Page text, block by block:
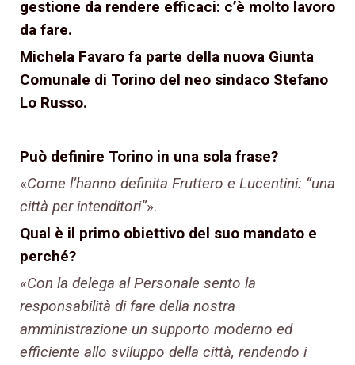
gestione da rendere efficaci: c’è molto lavoro
da fare.
Michela Favaro fa parte della nuova Giunta
Comunale di Torino del neo sindaco Stefano
Lo Russo.
Può definire Torino in una sola frase?
«Come l’hanno definita Fruttero e Lucentini: “una
città per intenditori”».
Qual è il primo obiettivo del suo mandato e
perché?
«Con la delega al Personale sento la
responsabilità di fare della nostra
amministrazione un supporto moderno ed
efficiente allo sviluppo della città, rendendo i